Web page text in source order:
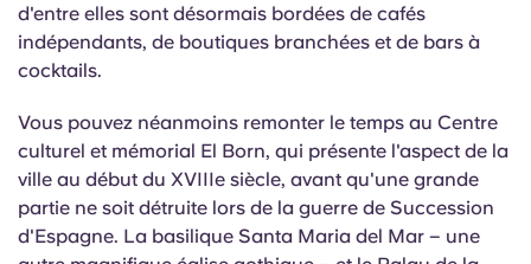
d'entre elles sont désormais bordées de cafés
indépendants, de boutiques branchées et de bars à
cocktails.
Vous pouvez néanmoins remonter le temps au Centre
culturel et mémorial El Born, qui présente l'aspect de la
ville au début du XVIIIe siècle, avant qu'une grande
partie ne soit détruite lors de la guerre de Succession
d'Espagne. La basilique Santa Maria del Mar – une